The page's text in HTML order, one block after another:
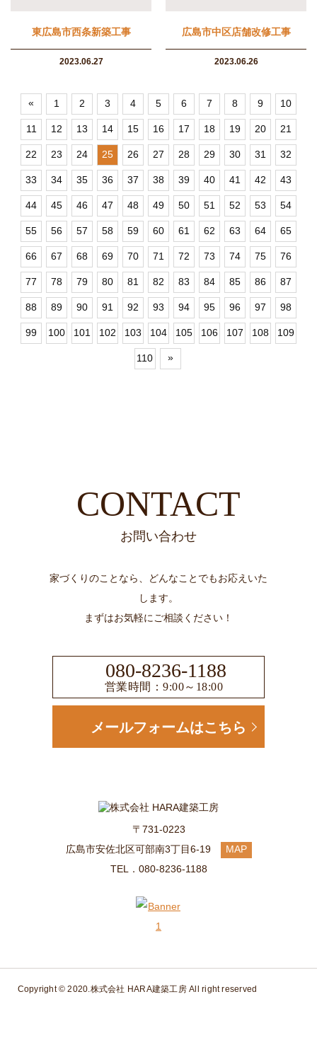
東広島市西条新築工事
2023.06.27
広島市中区店舗改修工事
2023.06.26
« 1 2 3 4 5 6 7 8 9 10
11 12 13 14 15 16 17 18 19 20 21
22 23 24 25 26 27 28 29 30 31 32
33 34 35 36 37 38 39 40 41 42 43
44 45 46 47 48 49 50 51 52 53 54
55 56 57 58 59 60 61 62 63 64 65
66 67 68 69 70 71 72 73 74 75 76
77 78 79 80 81 82 83 84 85 86 87
88 89 90 91 92 93 94 95 96 97 98
99 100 101 102 103 104 105 106 107 108 109
110 »
CONTACT
お問い合わせ
家づくりのことなら、どんなことでもお応えいた
します。
まずはお気軽にご相談ください！
080-8236-1188
営業時間：9:00～18:00
メールフォームはこちら
〒731-0223
広島市安佐北区可部南3丁目6-19
MAP
TEL．080-8236-1188
Copyright © 2020.株式会社 HARA建築工房 All right reserved